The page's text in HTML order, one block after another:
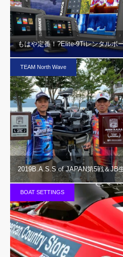
もはや定番！?Elite-9Tiレンタルボ
TEAM North Wave
2019B.A.S.S of JAPAN第5戦＆JB
BOAT SETTINGS